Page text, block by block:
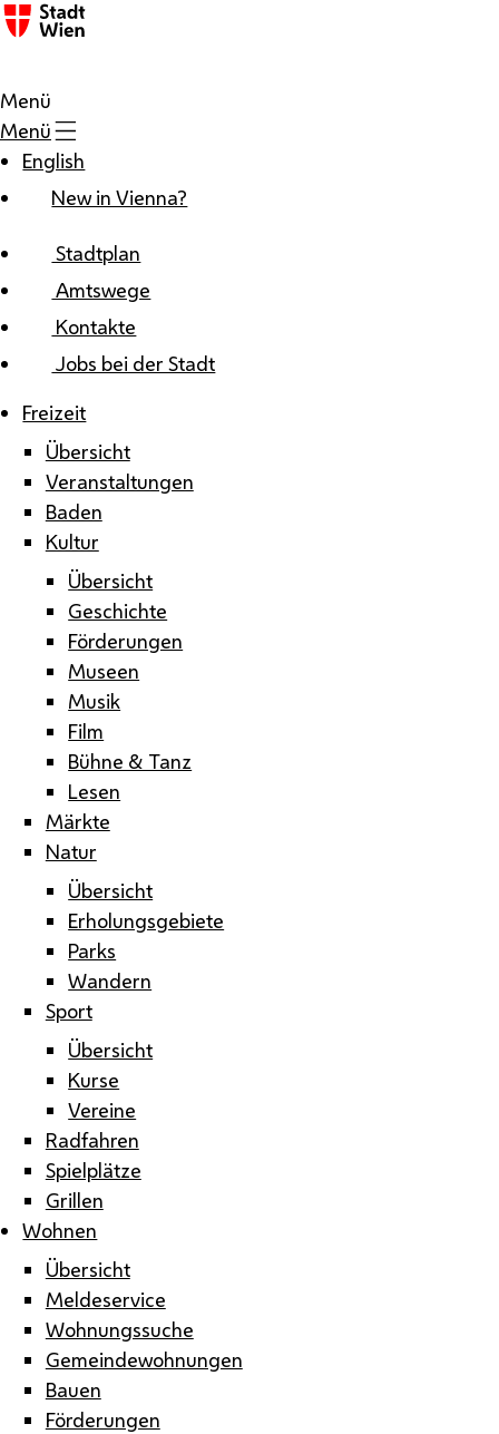
Zum Inhalt
Menü
Menü
English
New in Vienna?
Stadtplan
Amtswege
Kontakte
Jobs bei der Stadt
Freizeit
Übersicht
Veranstaltungen
Baden
Kultur
Übersicht
Geschichte
Förderungen
Museen
Musik
Film
Bühne & Tanz
Lesen
Märkte
Natur
Übersicht
Erholungsgebiete
Parks
Wandern
Sport
Übersicht
Kurse
Vereine
Radfahren
Spielplätze
Grillen
Wohnen
Übersicht
Meldeservice
Wohnungssuche
Gemeindewohnungen
Bauen
Förderungen